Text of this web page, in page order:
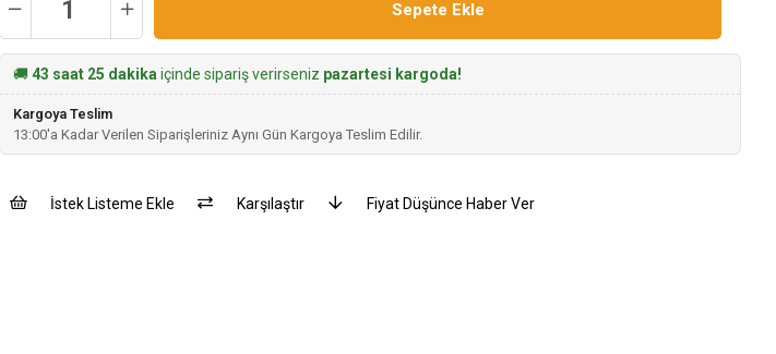
🚚 43 saat 25 dakika içinde sipariş verirseniz pazartesi kargoda!
Kargoya Teslim
13:00'a Kadar Verilen Siparişleriniz Aynı Gün Kargoya Teslim Edilir.
İstek Listeme Ekle Karşılaştır Fiyat Düşünce Haber Ver